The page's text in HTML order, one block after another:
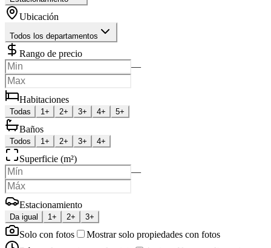
Ubicación
Todos los departamentos
Rango de precio
—
Habitaciones
Todas 1+ 2+ 3+ 4+ 5+
Baños
Todos 1+ 2+ 3+ 4+
Superficie (m²)
—
Estacionamiento
Da igual 1+ 2+ 3+
Solo con fotos
Mostrar solo propiedades con fotos